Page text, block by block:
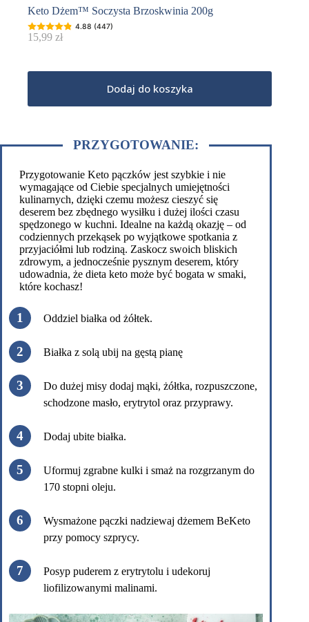
Keto Dżem™ Soczysta Brzoskwinia 200g
4.88 (447)
15,99 zł
Dodaj do koszyka
PRZYGOTOWANIE:
Przygotowanie Keto pączków jest szybkie i nie
wymagające od Ciebie specjalnych umiejętności
kulinarnych, dzięki czemu możesz cieszyć się
deserem bez zbędnego wysiłku i dużej ilości czasu
spędzonego w kuchni. Idealne na każdą okazję – od
codziennych przekąsek po wyjątkowe spotkania z
przyjaciółmi lub rodziną. Zaskocz swoich bliskich
zdrowym, a jednocześnie pysznym deserem, który
udowadnia, że dieta keto może być bogata w smaki,
które kochasz!
Oddziel białka od żółtek.
Białka z solą ubij na gęstą pianę
Do dużej misy dodaj mąki, żółtka, rozpuszczone,
schodzone masło, erytrytol oraz przyprawy.
Dodaj ubite białka.
Uformuj zgrabne kulki i smaż na rozgrzanym do
170 stopni oleju.
Wysmażone pączki nadziewaj dżemem BeKeto
przy pomocy szprycy.
Posyp puderem z erytrytolu i udekoruj
liofilizowanymi malinami.